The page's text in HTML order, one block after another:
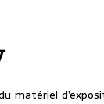
matériel